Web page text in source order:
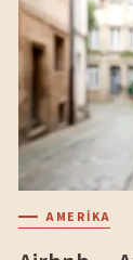
AMERIKA